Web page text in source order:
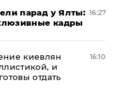
парад у Ялты:
кадры
16:27
киевлян
и
отдать
16:10